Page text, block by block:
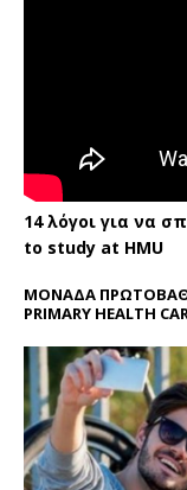
14 λόγοι για να
to study at HMU
ΜΟΝΑΔΑ
PRIMARY HEALTH